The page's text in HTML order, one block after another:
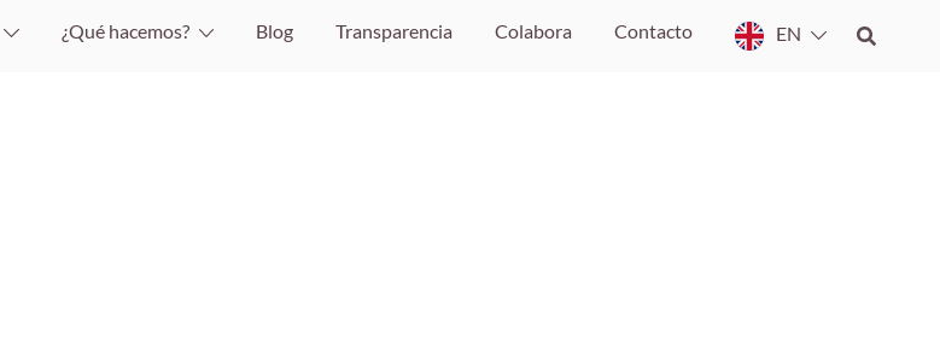
¿Qué hacemos? Blog Transparencia Colabora Contacto EN